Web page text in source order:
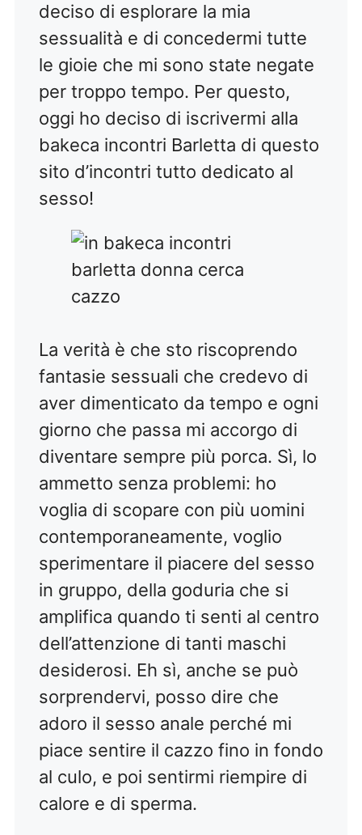
deciso di esplorare la mia
sessualità e di concedermi tutte
le gioie che mi sono state negate
per troppo tempo. Per questo,
oggi ho deciso di iscrivermi alla
bakeca incontri Barletta di questo
sito d’incontri tutto dedicato al
sesso!
La verità è che sto riscoprendo
fantasie sessuali che credevo di
aver dimenticato da tempo e ogni
giorno che passa mi accorgo di
diventare sempre più porca. Sì, lo
ammetto senza problemi: ho
voglia di scopare con più uomini
contemporaneamente, voglio
sperimentare il piacere del sesso
in gruppo, della goduria che si
amplifica quando ti senti al centro
dell’attenzione di tanti maschi
desiderosi. Eh sì, anche se può
sorprendervi, posso dire che
adoro il sesso anale perché mi
piace sentire il cazzo fino in fondo
al culo, e poi sentirmi riempire di
calore e di sperma.